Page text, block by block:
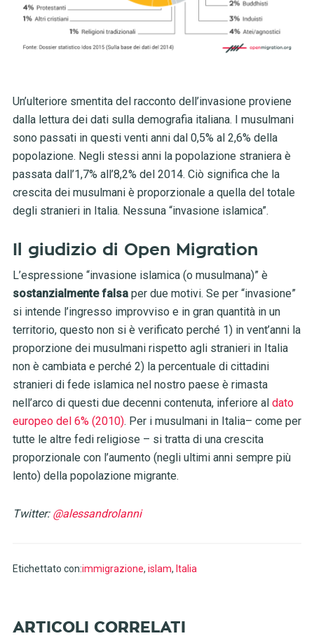
Un’ulteriore smentita del racconto dell’invasione proviene
dalla lettura dei dati sulla demografia italiana. I musulmani
sono passati in questi venti anni dal 0,5% al 2,6% della
popolazione. Negli stessi anni la popolazione straniera è
passata dall’1,7% all’8,2% del 2014. Ciò significa che la
crescita dei musulmani è proporzionale a quella del totale
degli stranieri in Italia. Nessuna “invasione islamica”.
Il giudizio di Open Migration
L’espressione “invasione islamica (o musulmana)” è
sostanzialmente falsaper due motivi. Se per “invasione”
si intende l’ingresso improvviso e in gran quantità in un
territorio, questo non si è verificato perché 1) in vent’anni la
proporzione dei musulmani rispetto agli stranieri in Italia
non è cambiata e perché 2) la percentuale di cittadini
stranieri di fede islamica nel nostro paese è rimasta
nell’arco di questi due decenni contenuta, inferiore al dato
europeo del 6% (2010). Per i musulmani in Italia– come per
tutte le altre fedi religiose – si tratta di una crescita
proporzionale con l’aumento (negli ultimi anni sempre più
lento) della popolazione migrante.
Twitter: @alessandrolanni
Etichettato con:immigrazione, islam, Italia